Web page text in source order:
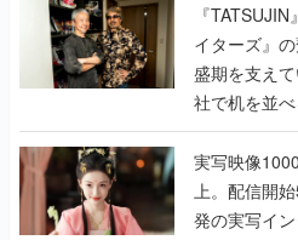
く
『
イターズ』
盛期を支え
社で机を並
『TATSUJIN
んだレジェ
実写映像
上。配信開
発の実写イ